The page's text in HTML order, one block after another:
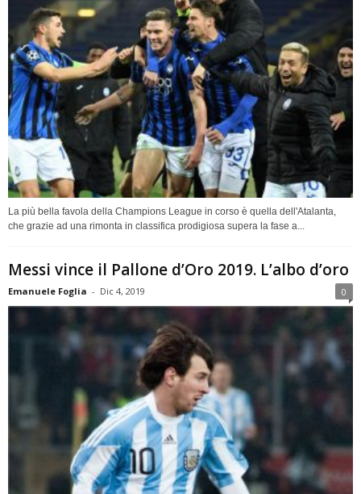
La più bella favola della Champions League in corso è quella dell'Atalanta,
che grazie ad una rimonta in classifica prodigiosa supera la fase a...
Messi vince il Pallone d’Oro 2019. L’albo d’oro
Emanuele Foglia - Dic 4, 2019 0